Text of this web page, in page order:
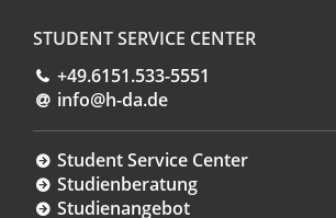
STUDENT SERVICE CENTER
+49.6151.533-5551
info@h-da.de
Student Service Center
Studienberatung
Studienangebot